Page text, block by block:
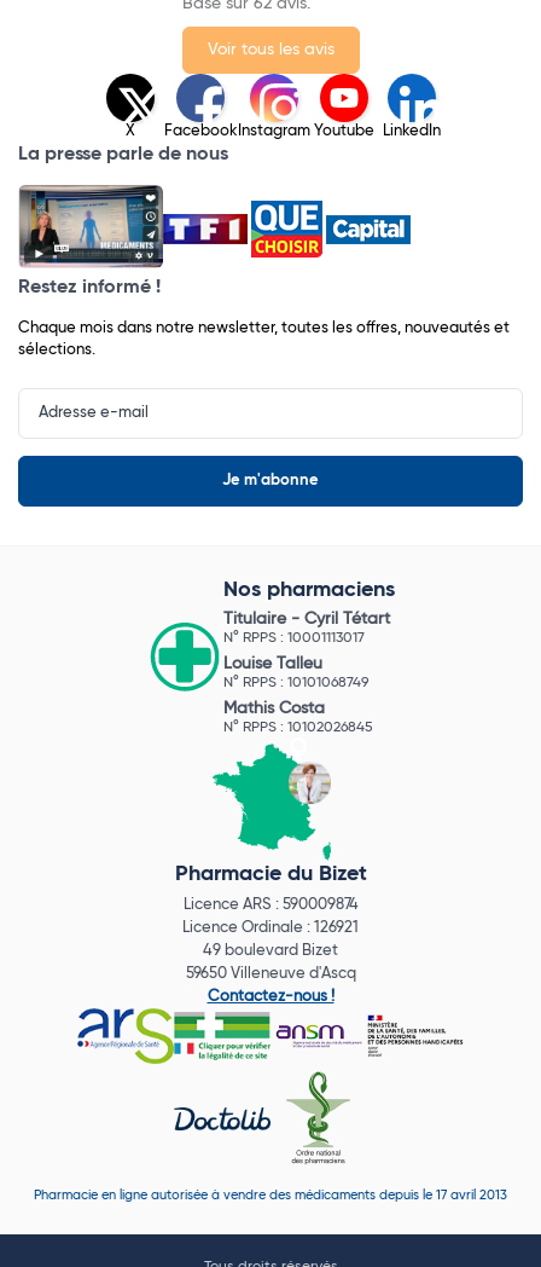
Basé sur 62 avis.
Voir tous les avis
X Facebook Instagram Youtube LinkedIn
La presse parle de nous
Restez informé !
Chaque mois dans notre newsletter, toutes les offres, nouveautés et
sélections.
Input
Newsletter
Nos pharmaciens
Titulaire - Cyril Tétart
N° RPPS : 10001113017
Louise Talleu
N° RPPS : 10101068749
Mathis Costa
N° RPPS : 10102026845
Pharmacie du Bizet
Licence ARS : 590009874
Licence Ordinale : 126921
49 boulevard Bizet
59650 Villeneuve d'Ascq
Contactez-nous !
Pharmacie en ligne autorisée à vendre des médicaments depuis le 17 avril 2013